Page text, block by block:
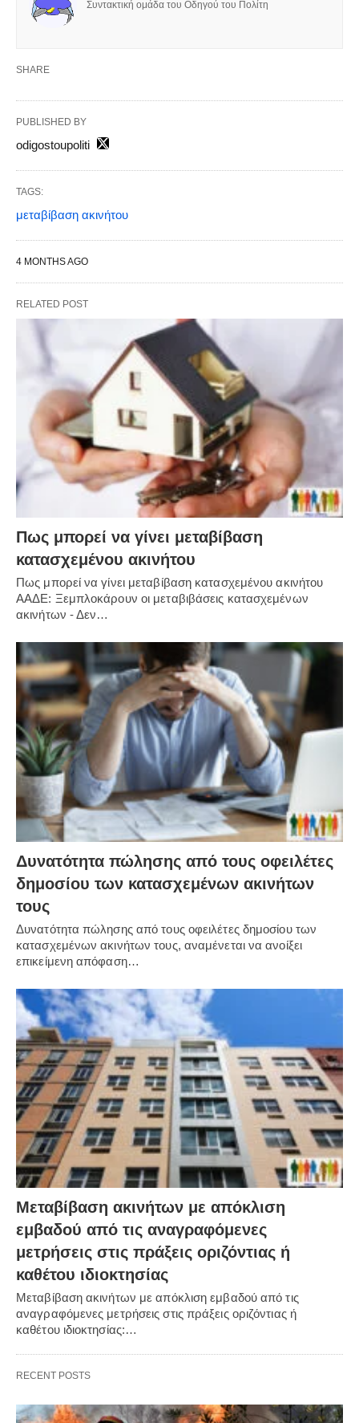
Συντακτική ομάδα του Οδηγού του Πολίτη
SHARE
PUBLISHED BY
odigostoupoliti
TAGS:
μεταβίβαση ακινήτου
4 MONTHS AGO
RELATED POST
Πως μπορεί να γίνει μεταβίβαση
κατασχεμένου ακινήτου
Πως μπορεί να γίνει μεταβίβαση κατασχεμένου ακινήτου
ΑΑΔΕ: Ξεμπλοκάρουν οι μεταβιβάσεις κατασχεμένων
ακινήτων - Δεν…
Δυνατότητα πώλησης από τους οφειλέτες
δημοσίου των κατασχεμένων ακινήτων
τους
Δυνατότητα πώλησης από τους οφειλέτες δημοσίου των
κατασχεμένων ακινήτων τους, αναμένεται να ανοίξει
επικείμενη απόφαση…
Μεταβίβαση ακινήτων με απόκλιση
εμβαδού από τις αναγραφόμενες
μετρήσεις στις πράξεις οριζόντιας ή
καθέτου ιδιοκτησίας
Μεταβίβαση ακινήτων με απόκλιση εμβαδού από τις
αναγραφόμενες μετρήσεις στις πράξεις οριζόντιας ή
καθέτου ιδιοκτησίας:…
RECENT POSTS